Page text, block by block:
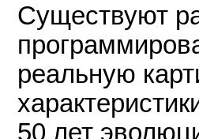
Существуют
реальную
50 лет